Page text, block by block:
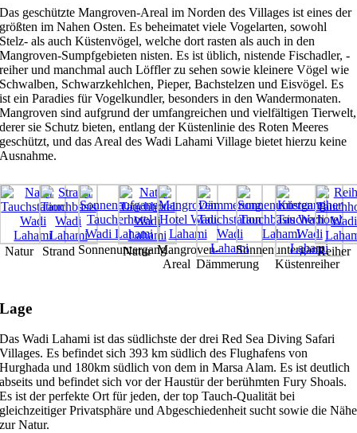
Das geschützte Mangroven-Areal im Norden des Villages ist eines der
größten im Nahen Osten. Es beheimatet viele Vogelarten, sowohl
Stelz- als auch Küstenvögel, welche dort rasten als auch in den
Mangroven-Sumpfgebieten nisten. Es ist üblich, nistende Fischadler, -
reiher und manchmal auch Löffler zu sehen sowie kleinere Vögel wie
Schwalben, Schwarzkehlchen, Pieper, Bachstelzen und Eisvögel. Es
ist ein Paradies für Vogelkundler, besonders in den Wandermonaten.
Mangroven sind aufgrund der umfangreichen und vielfältigen Tierwelt,
derer sie Schutz bieten, entlang der Küstenlinie des Roten Meeres
geschützt, und das Areal des Wadi Lahami Village bietet hierzu keine
Ausnahme.
Natur Strand Sonnenuntergang
Natur Mangroven-
Areal Dämmerung
Sonnenuntergang
Küstenreiher
Reiher
Lage
Das Wadi Lahami ist das südlichste der drei Red Sea Diving Safari
Villages. Es befindet sich 393 km südlich des Flughafens von
Hurghada und 180km südlich von dem in Marsa Alam. Es ist deutlich
abseits und befindet sich vor der Haustür der berühmten Fury Shoals.
Es ist der perfekte Ort für jeden, der top Tauch-Qualität bei
gleichzeitiger Privatsphäre und Abgeschiedenheit sucht sowie die Nähe
zur Natur.